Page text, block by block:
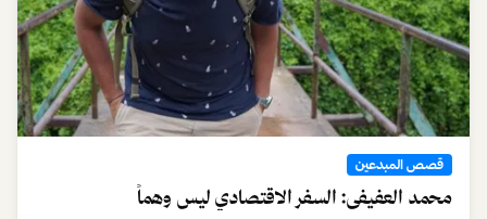
قصص المبدعين
محمد العفيفي: السفر الاقتصادي ليس وهماً